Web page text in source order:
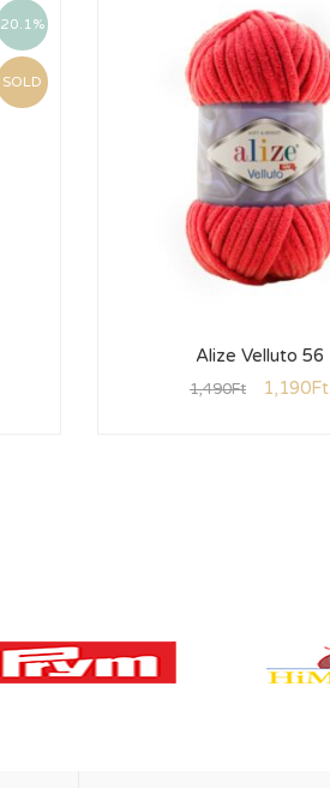
20.1%
SOLD
Alize Velluto 56
1,490Ft 1,190Ft